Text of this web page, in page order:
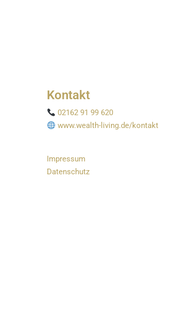
Kontakt
02162 91 99 620
www.wealth-living.de/kontakt
Impressum
Datenschutz